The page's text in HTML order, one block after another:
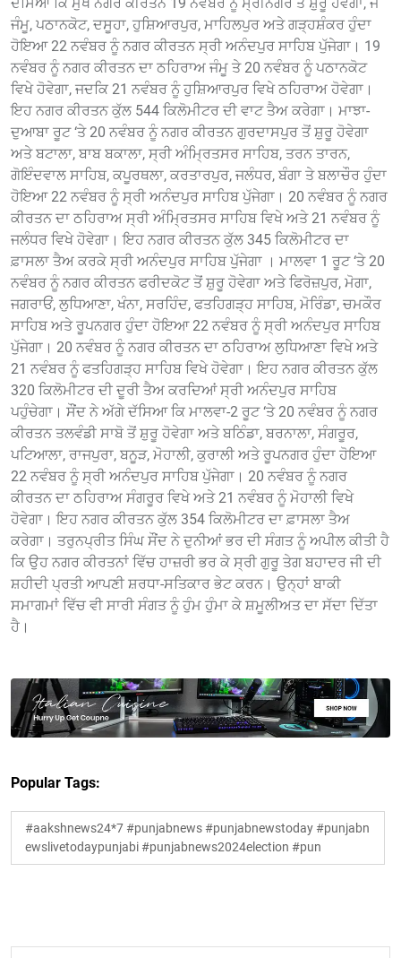
ਜੰਮੂ, ਪਠਾਨਕੋਟ, ਦਸੂਹਾ, ਹੁਸ਼ਿਆਰਪੁਰ, ਮਾਹਿਲਪੁਰ ਅਤੇ ਗੜ੍ਹਸ਼ੰਕਰ ਹੁੰਦਾ
ਹੋਇਆ 22 ਨਵੰਬਰ ਨੂੰ ਨਗਰ ਕੀਰਤਨ ਸ੍ਰੀ ਅਨੰਦਪੁਰ ਸਾਹਿਬ ਪੁੱਜੇਗਾ। 19
ਨਵੰਬਰ ਨੂੰ ਨਗਰ ਕੀਰਤਨ ਦਾ ਠਹਿਰਾਅ ਜੰਮੂ ਤੇ 20 ਨਵੰਬਰ ਨੂੰ ਪਠਾਨਕੋਟ
ਵਿਖੇ ਹੋਵੇਗਾ, ਜਦਕਿ 21 ਨਵੰਬਰ ਨੂੰ ਹੁਸ਼ਿਆਰਪੁਰ ਵਿਖੇ ਠਹਿਰਾਅ ਹੋਵੇਗਾ।
ਇਹ ਨਗਰ ਕੀਰਤਨ ਕੁੱਲ 544 ਕਿਲੋਮੀਟਰ ਦੀ ਵਾਟ ਤੈਅ ਕਰੇਗਾ। ਮਾਝਾ-
ਦੁਆਬਾ ਰੂਟ ‘ਤੇ 20 ਨਵੰਬਰ ਨੂੰ ਨਗਰ ਕੀਰਤਨ ਗੁਰਦਾਸਪੁਰ ਤੋਂ ਸ਼ੁਰੂ ਹੋਵੇਗਾ
ਅਤੇ ਬਟਾਲਾ, ਬਾਬ ਬਕਾਲਾ, ਸ੍ਰੀ ਅੰਮ੍ਰਿਤਸਰ ਸਾਹਿਬ, ਤਰਨ ਤਾਰਨ,
ਗੋਇੰਦਵਾਲ ਸਾਹਿਬ, ਕਪੂਰਥਲਾ, ਕਰਤਾਰਪੁਰ, ਜਲੰਧਰ, ਬੰਗਾ ਤੇ ਬਲਾਚੌਰ ਹੁੰਦਾ
ਹੋਇਆ 22 ਨਵੰਬਰ ਨੂੰ ਸ੍ਰੀ ਅਨੰਦਪੁਰ ਸਾਹਿਬ ਪੁੱਜੇਗਾ। 20 ਨਵੰਬਰ ਨੂੰ ਨਗਰ
ਕੀਰਤਨ ਦਾ ਠਹਿਰਾਅ ਸ੍ਰੀ ਅੰਮ੍ਰਿਤਸਰ ਸਾਹਿਬ ਵਿਖੇ ਅਤੇ 21 ਨਵੰਬਰ ਨੂੰ
ਜਲੰਧਰ ਵਿਖੇ ਹੋਵੇਗਾ। ਇਹ ਨਗਰ ਕੀਰਤਨ ਕੁੱਲ 345 ਕਿਲੋਮੀਟਰ ਦਾ
ਫ਼ਾਸਲਾ ਤੈਅ ਕਰਕੇ ਸ੍ਰੀ ਅਨੰਦਪੁਰ ਸਾਹਿਬ ਪੁੱਜੇਗਾ । ਮਾਲਵਾ 1 ਰੂਟ ‘ਤੇ 20
ਨਵੰਬਰ ਨੂੰ ਨਗਰ ਕੀਰਤਨ ਫਰੀਦਕੋਟ ਤੋਂ ਸ਼ੁਰੂ ਹੋਵੇਗਾ ਅਤੇ ਫਿਰੋਜ਼ਪੁਰ, ਮੋਗਾ,
ਜਗਰਾਓਂ, ਲੁਧਿਆਣਾ, ਖੰਨਾ, ਸਰਹਿੰਦ, ਫਤਹਿਗੜ੍ਹ ਸਾਹਿਬ, ਮੋਰਿੰਡਾ, ਚਮਕੌਰ
ਸਾਹਿਬ ਅਤੇ ਰੂਪਨਗਰ ਹੁੰਦਾ ਹੋਇਆ 22 ਨਵੰਬਰ ਨੂੰ ਸ੍ਰੀ ਅਨੰਦਪੁਰ ਸਾਹਿਬ
ਪੁੱਜੇਗਾ। 20 ਨਵੰਬਰ ਨੂੰ ਨਗਰ ਕੀਰਤਨ ਦਾ ਠਹਿਰਾਅ ਲੁਧਿਆਣਾ ਵਿਖੇ ਅਤੇ
21 ਨਵੰਬਰ ਨੂੰ ਫਤਹਿਗੜ੍ਹ ਸਾਹਿਬ ਵਿਖੇ ਹੋਵੇਗਾ। ਇਹ ਨਗਰ ਕੀਰਤਨ ਕੁੱਲ
320 ਕਿਲੋਮੀਟਰ ਦੀ ਦੂਰੀ ਤੈਅ ਕਰਦਿਆਂ ਸ੍ਰੀ ਅਨੰਦਪੁਰ ਸਾਹਿਬ
ਪਹੁੰਚੇਗਾ। ਸੌਂਦ ਨੇ ਅੱਗੇ ਦੱਸਿਆ ਕਿ ਮਾਲਵਾ-2 ਰੂਟ ‘ਤੇ 20 ਨਵੰਬਰ ਨੂੰ ਨਗਰ
ਕੀਰਤਨ ਤਲਵੰਡੀ ਸਾਬੋ ਤੋਂ ਸ਼ੁਰੂ ਹੋਵੇਗਾ ਅਤੇ ਬਠਿੰਡਾ, ਬਰਨਾਲਾ, ਸੰਗਰੂਰ,
ਪਟਿਆਲਾ, ਰਾਜਪੁਰਾ, ਬਨੂੜ, ਮੋਹਾਲੀ, ਕੁਰਾਲੀ ਅਤੇ ਰੂਪਨਗਰ ਹੁੰਦਾ ਹੋਇਆ
22 ਨਵੰਬਰ ਨੂੰ ਸ੍ਰੀ ਅਨੰਦਪੁਰ ਸਾਹਿਬ ਪੁੱਜੇਗਾ। 20 ਨਵੰਬਰ ਨੂੰ ਨਗਰ
ਕੀਰਤਨ ਦਾ ਠਹਿਰਾਅ ਸੰਗਰੂਰ ਵਿਖੇ ਅਤੇ 21 ਨਵੰਬਰ ਨੂੰ ਮੋਹਾਲੀ ਵਿਖੇ
ਹੋਵੇਗਾ। ਇਹ ਨਗਰ ਕੀਰਤਨ ਕੁੱਲ 354 ਕਿਲੋਮੀਟਰ ਦਾ ਫ਼ਾਸਲਾ ਤੈਅ
ਕਰੇਗਾ। ਤਰੁਨਪ੍ਰੀਤ ਸਿੰਘ ਸੌਂਦ ਨੇ ਦੁਨੀਆਂ ਭਰ ਦੀ ਸੰਗਤ ਨੂੰ ਅਪੀਲ ਕੀਤੀ ਹੈ
ਕਿ ਉਹ ਨਗਰ ਕੀਰਤਨਾਂ ਵਿੱਚ ਹਾਜ਼ਰੀ ਭਰ ਕੇ ਸ੍ਰੀ ਗੁਰੂ ਤੇਗ ਬਹਾਦਰ ਜੀ ਦੀ
ਸ਼ਹੀਦੀ ਪ੍ਰਤੀ ਆਪਣੀ ਸ਼ਰਧਾ-ਸਤਿਕਾਰ ਭੇਟ ਕਰਨ। ਉਨ੍ਹਾਂ ਬਾਕੀ
ਸਮਾਗਮਾਂ ਵਿੱਚ ਵੀ ਸਾਰੀ ਸੰਗਤ ਨੂੰ ਹੁੰਮ ਹੁੰਮਾ ਕੇ ਸ਼ਮੂਲੀਅਤ ਦਾ ਸੱਦਾ ਦਿੱਤਾ
ਹੈ।
Popular Tags:
#aakshnews24*7 #punjabnews #punjabnewstoday #punjabn
ewslivetodaypunjabi #punjabnews2024election #pun